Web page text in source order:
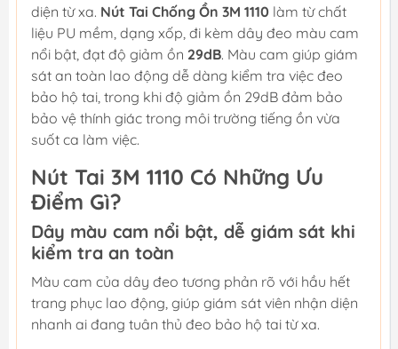
diện từ xa. Nút Tai Chống Ồn 3M 1110 làm từ chất
liệu PU mềm, dạng xốp, đi kèm dây đeo màu cam
nổi bật, đạt độ giảm ồn 29dB. Màu cam giúp giám
sát an toàn lao động dễ dàng kiểm tra việc đeo
bảo hộ tai, trong khi độ giảm ồn 29dB đảm bảo
bảo vệ thính giác trong môi trường tiếng ồn vừa
suốt ca làm việc.
Nút Tai 3M 1110 Có Những Ưu
Điểm Gì?
Dây màu cam nổi bật, dễ giám sát khi
kiểm tra an toàn
Màu cam của dây đeo tương phản rõ với hầu hết
trang phục lao động, giúp giám sát viên nhận diện
nhanh ai đang tuân thủ đeo bảo hộ tai từ xa.